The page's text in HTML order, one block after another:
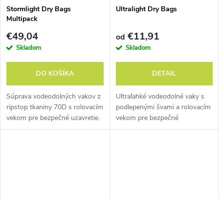
Stormlight Dry Bags
Multipack
€49,04
Skladom
DO KOŠÍKA
Súprava vodeodolných vakov z
ripstop tkaniny 70D s rolovacím
vekom pre bezpečné uzavretie.
Farebné rozlíšenie veľkostí.
Ultralight Dry Bags
od €11,91
Skladom
DETAIL
Ultraľahké vodeodolné vaky s
podlepenými švami a rolovacím
vekom pre bezpečné
uzatvorenie.